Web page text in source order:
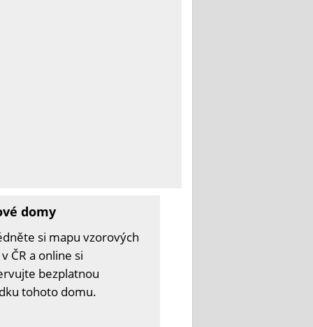
domy
si mapu vzorových
ČR a online si
bezplatnou
tohoto domu.